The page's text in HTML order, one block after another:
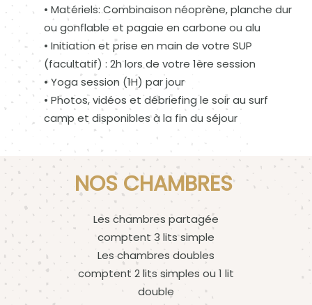
• Matériels: Combinaison néoprène, planche dur
ou gonflable et pagaie en carbone ou alu
• Initiation et prise en main de votre SUP
(facultatif) : 2h lors de votre 1ère session
• Yoga session (1H) par jour
• Photos, vidéos et débriefing le soir au surf
camp et disponibles à la fin du séjour
NOS CHAMBRES
Les chambres partagée
comptent 3 lits simple
Les chambres doubles
comptent 2 lits simples ou 1 lit
double